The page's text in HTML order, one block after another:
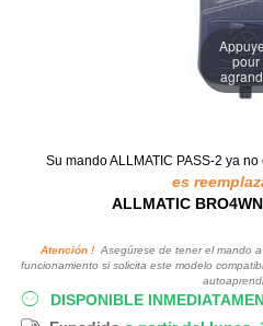
pour
Su mando ALLMATIC PASS-2 ya no
es
ALLMATIC BRO4WN
Atención ! Asegúrese de tener el mando
funcionamiento si solicita este modelo
DISPONIBLE